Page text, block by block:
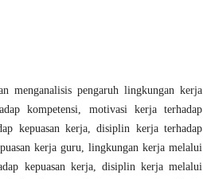
menganalisis pengaruh lingkungan kerja
kompetensi, motivasi kerja terhadap
kepuasan kerja, disiplin kerja terhadap
kerja guru, lingkungan kerja melalui
kepuasan kerja, disiplin kerja melalui